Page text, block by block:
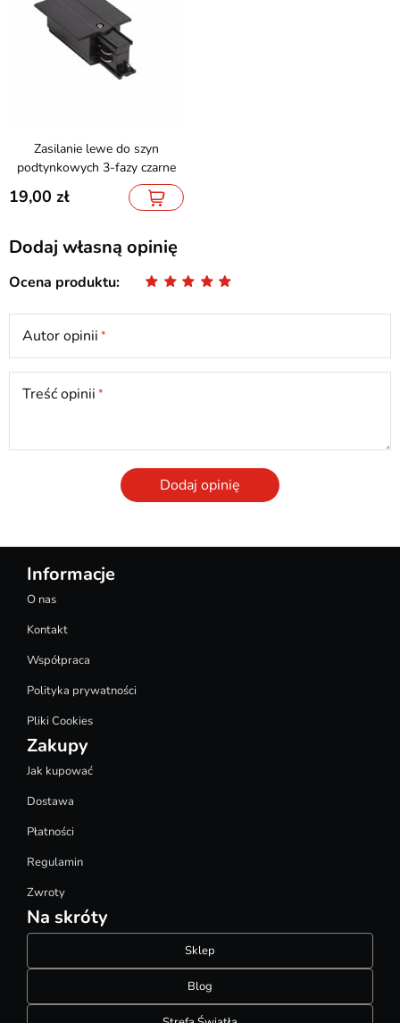
Zasilanie lewe do szyn
podtynkowych 3-fazy czarne
19,00
Dodaj własną opinię
Ocena produktu
Autor opinii
Treść opinii
Dodaj opinię
Informacje
O nas
Kontakt
Współpraca
Polityka prywatności
Pliki Cookies
Zakupy
Jak kupować
Dostawa
Płatności
Regulamin
Zwroty
Na skróty
Sklep
Blog